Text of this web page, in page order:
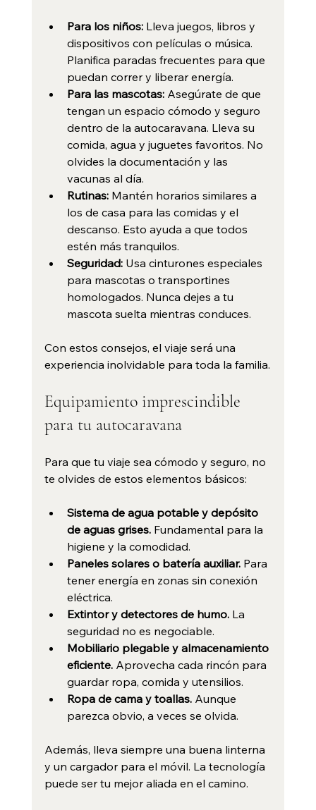
Para los niños: Lleva juegos, libros y
dispositivos con películas o música.
Planifica paradas frecuentes para que
puedan correr y liberar energía.
Para las mascotas: Asegúrate de que
tengan un espacio cómodo y seguro
dentro de la autocaravana. Lleva su
comida, agua y juguetes favoritos. No
olvides la documentación y las
vacunas al día.
Rutinas: Mantén horarios similares a
los de casa para las comidas y el
descanso. Esto ayuda a que todos
estén más tranquilos.
Seguridad: Usa cinturones especiales
para mascotas o transportines
homologados. Nunca dejes a tu
mascota suelta mientras conduces.
Con estos consejos, el viaje será una
experiencia inolvidable para toda la familia.
Equipamiento imprescindible
para tu autocaravana
Para que tu viaje sea cómodo y seguro, no
te olvides de estos elementos básicos:
Sistema de agua potable y depósito
de aguas grises. Fundamental para la
higiene y la comodidad.
Paneles solares o batería auxiliar. Para
tener energía en zonas sin conexión
eléctrica.
Extintor y detectores de humo. La
seguridad no es negociable.
Mobiliario plegable y almacenamiento
eficiente. Aprovecha cada rincón para
guardar ropa, comida y utensilios.
Ropa de cama y toallas. Aunque
parezca obvio, a veces se olvida.
Además, lleva siempre una buena linterna
y un cargador para el móvil. La tecnología
puede ser tu mejor aliada en el camino.